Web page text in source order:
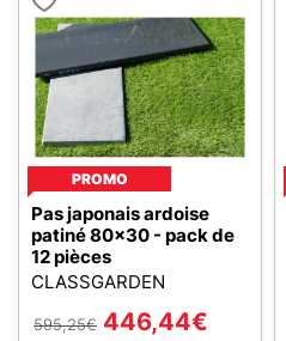
PROMO
Pas japonais ardoise
patiné 80x30 - pack de
12 pièces
CLASSGARDEN
595,25€ 446,44€